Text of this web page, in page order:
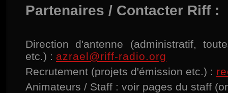
Partenaires / Contacter Riff :
Direction d'antenne (administratif,
etc.) : azrael@riff-radio.org
Recrutement (projets d'émission etc.) :
Animateurs / Staff : voir pages du staff